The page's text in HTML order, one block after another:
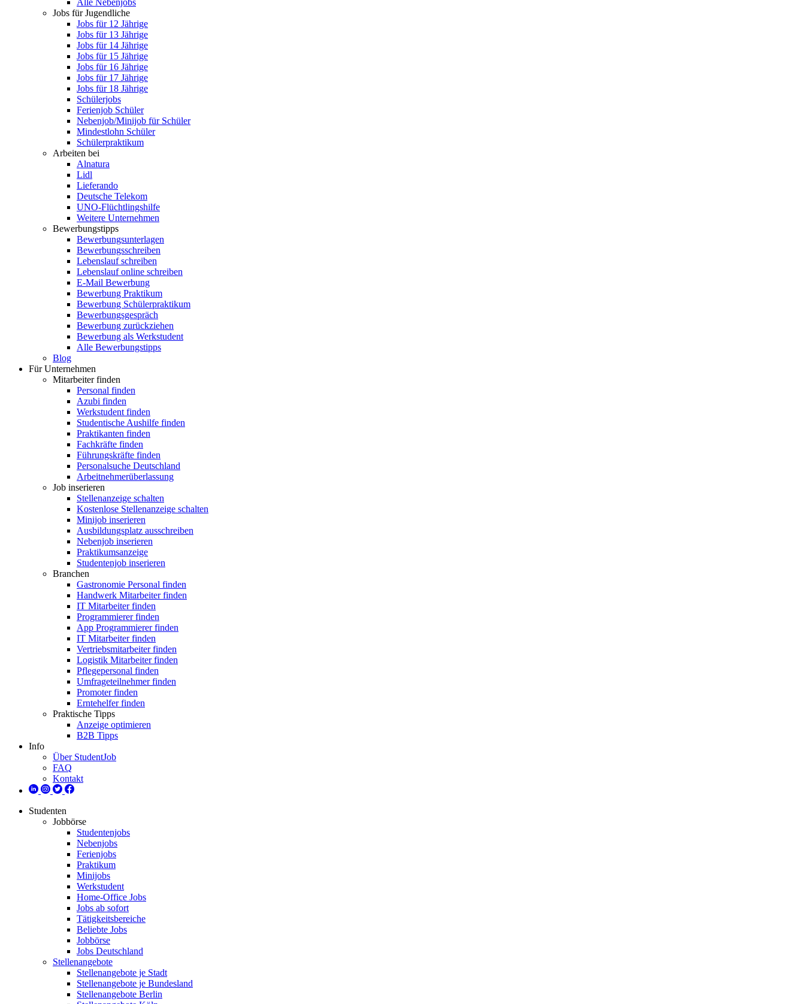
Alle Nebenjobs
Jobs für Jugendliche
Jobs für 12 Jährige
Jobs für 13 Jährige
Jobs für 14 Jährige
Jobs für 15 Jährige
Jobs für 16 Jährige
Jobs für 17 Jährige
Jobs für 18 Jährige
Schülerjobs
Ferienjob Schüler
Nebenjob/Minijob für Schüler
Mindestlohn Schüler
Schülerpraktikum
Arbeiten bei
Alnatura
Lidl
Lieferando
Deutsche Telekom
UNO-Flüchtlingshilfe
Weitere Unternehmen
Bewerbungstipps
Bewerbungsunterlagen
Bewerbungsschreiben
Lebenslauf schreiben
Lebenslauf online schreiben
E-Mail Bewerbung
Bewerbung Praktikum
Bewerbung Schülerpraktikum
Bewerbungsgespräch
Bewerbung zurückziehen
Bewerbung als Werkstudent
Alle Bewerbungstipps
Blog
Für Unternehmen
Mitarbeiter finden
Personal finden
Azubi finden
Werkstudent finden
Studentische Aushilfe finden
Praktikanten finden
Fachkräfte finden
Führungskräfte finden
Personalsuche Deutschland
Arbeitnehmerüberlassung
Job inserieren
Stellenanzeige schalten
Kostenlose Stellenanzeige schalten
Minijob inserieren
Ausbildungsplatz ausschreiben
Nebenjob inserieren
Praktikumsanzeige
Studentenjob inserieren
Branchen
Gastronomie Personal finden
Handwerk Mitarbeiter finden
IT Mitarbeiter finden
Programmierer finden
App Programmierer finden
IT Mitarbeiter finden
Vertriebsmitarbeiter finden
Logistik Mitarbeiter finden
Pflegepersonal finden
Umfrageteilnehmer finden
Promoter finden
Erntehelfer finden
Praktische Tipps
Anzeige optimieren
B2B Tipps
Info
Über StudentJob
FAQ
Kontakt
Studenten
Jobbörse
Studentenjobs
Nebenjobs
Ferienjobs
Praktikum
Minijobs
Werkstudent
Home-Office Jobs
Jobs ab sofort
Tätigkeitsbereiche
Beliebte Jobs
Jobbörse
Jobs Deutschland
Stellenangebote
Stellenangebote je Stadt
Stellenangebote je Bundesland
Stellenangebote Berlin